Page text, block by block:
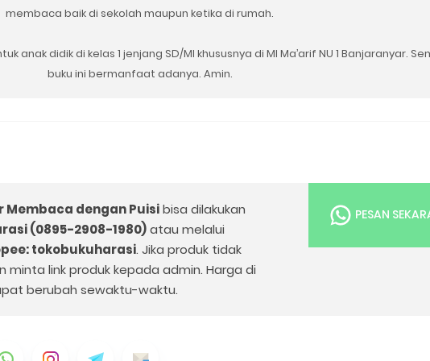
membaca baik di sekolah maupun ketika di rumah.
anak didik di kelas 1 jenjang SD/MI khususnya di MI Ma’arif NU 1 Banjaranyar.
buku ini bermanfaat adanya. Amin.
Membaca dengan Puisibisa dilakukan
(0895-2908-1980)atau melalui
tokobukuharasi. Jika produk tidak
minta link produk kepada admin. Harga di
berubah sewaktu-waktu.
PESAN